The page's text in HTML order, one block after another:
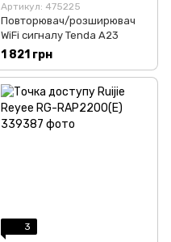
Артикул: 475225
Повторювач/розширювач
WiFi сигналу Tenda A23
1 821 грн
3